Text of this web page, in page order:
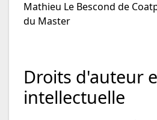
Mathieu Le Bescond de
du Master
Droits d'auteur
intellectuelle